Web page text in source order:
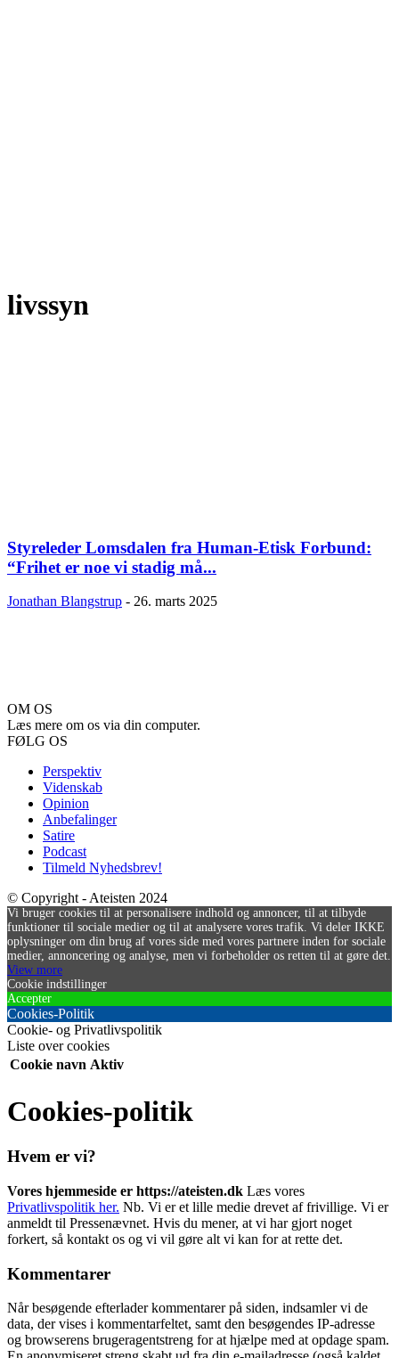
livssyn
Styreleder Lomsdalen fra Human-Etisk Forbund:
“Frihet er noe vi stadig må...
Jonathan Blangstrup - 26. marts 2025
OM OS
Læs mere om os via din computer.
FØLG OS
Perspektiv
Videnskab
Opinion
Anbefalinger
Satire
Podcast
Tilmeld Nyhedsbrev!
© Copyright - Ateisten 2024
Vi bruger cookies til at personalisere indhold og annoncer, til at tilbyde
funktioner til sociale medier og til at analysere vores trafik. Vi deler IKKE
oplysninger om din brug af vores side med vores partnere inden for sociale
medier, annoncering og analyse, men vi forbeholder os retten til at gøre det.
View more
Cookie indstillinger
Accepter
Cookies-Politik
Cookie- og Privatlivspolitik
Liste over cookies
Cookie navn Aktiv
Cookies-politik
Hvem er vi?
Vores hjemmeside er https://ateisten.dk Læs vores
Privatlivspolitik her. Nb. Vi er et lille medie drevet af frivillige. Vi er
anmeldt til Pressenævnet. Hvis du mener, at vi har gjort noget
forkert, så kontakt os og vi vil gøre alt vi kan for at rette det.
Kommentarer
Når besøgende efterlader kommentarer på siden, indsamler vi de
data, der vises i kommentarfeltet, samt den besøgendes IP-adresse
og browserens brugeragentstreng for at hjælpe med at opdage spam.